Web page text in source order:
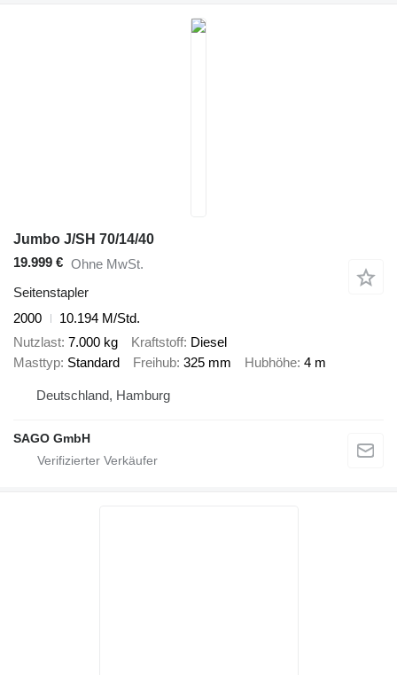
Jumbo J/SH 70/14/40
19.999 € Ohne MwSt.
Seitenstapler
2000
10.194 M/Std.
Nutzlast 7.000 kg Kraftstoff Diesel
Masttyp Standard Freihub 325 mm Hubhöhe 4 m
Deutschland, Hamburg
SAGO GmbH